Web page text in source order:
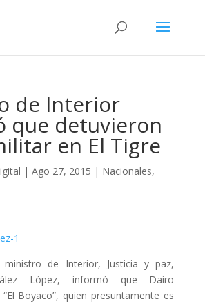
de Interior
que detuvieron
en El Tigre
| Ago 27, 2015 | Nacionales,
de Interior, Justicia y paz,
López, informó que Dairo
Boyaco”, quien presuntamente es